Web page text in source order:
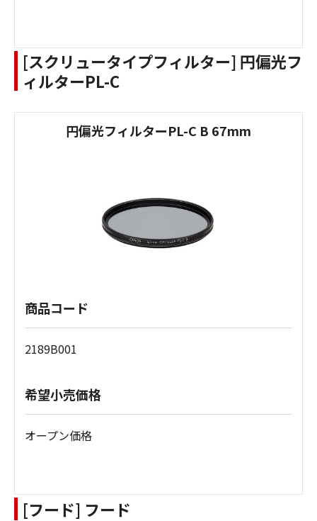
[スクリュータイプフィルター] 円偏光フ
ィルターPL-C
円偏光フィルターPL-C B 67mm
商品コード
2189B001
希望小売価格
オープン価格
[フード] フード